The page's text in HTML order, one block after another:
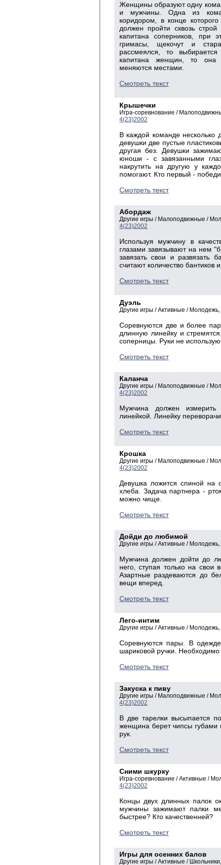
Женщины образуют одну
и мужчины. Одна из
коридором, в конце
должен пройти сквозь
капитана соперников, при
гримасы, щекочут и
рассмеялся, то
капитана женщин, то она
меняются местами.
Смотреть текст
Крышечки
Игра-соревнование /
4(23)2002
В каждой команде несколько
девушки две пустые
другая без. Девушки
юноши - с завязанными
накрутить на другую у
помогают. Кто первый -
Смотреть текст
Абордаж
Другие игры / Малоподвижные /
4(23)2002
Используя мужчину в
глазами завязывают на нем
завязать свои и развязать
считают количество бантиков
Смотреть текст
Дуэль
Другие игры / Активные /
Соревнуются две и более
длинную линейку и
соперницы. Руки не
Смотреть текст
Каланча
Другие игры / Малоподвижные /
4(23)2002
Мужчина должен
линейкой. Линейку
Смотреть текст
Крошка
Другие игры / Малоподвижные /
4(23)2002
Девушка ложится спиной на
хлеба. Задача партнера -
можно чище.
Смотреть текст
Дойди до любимой
Другие игры / Активные /
Мужчина должен дойти до
него, ступая только на
Азартные раздеваются до
вещи вперед.
Смотреть текст
Лего-интим
Другие игры / Активные /
Соревнуются пары. В
шариковой ручки. Необходимо
Смотреть текст
Закуска к пиву
Другие игры / Малоподвижные /
4(23)2002
В две тарелки высыпается
женщина берет чипсы губами
рук.
Смотреть текст
Сними шкурку
Игра-соревнование / Активные /
4(23)2002
Концы двух длинных палок
мужчины зажимают палки
быстрее? Кто качественней?
Смотреть текст
Игры для осенних балов
Другие игры / Активные /